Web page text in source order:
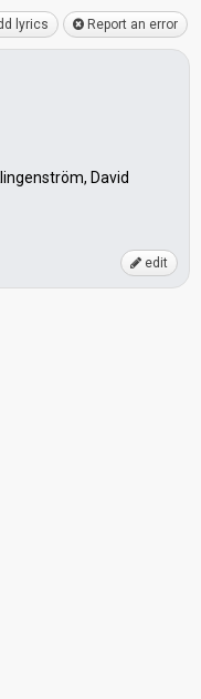
lyrics Report an error
David
edit